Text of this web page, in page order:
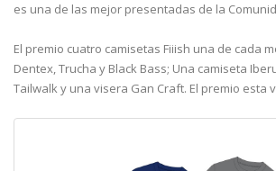
es una de las mejor presentadas de la
El premio cuatro camisetas Fiiish una de cada
Dentex, Trucha y Black Bass; Una camiseta
Tailwalk y una visera Gan Craft. El premio esta